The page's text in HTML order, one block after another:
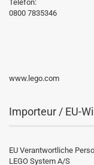
Telefon:
0800 7835346
www.lego.com
Importeur / EU-
EU Verantwortliche
LEGO System A/S